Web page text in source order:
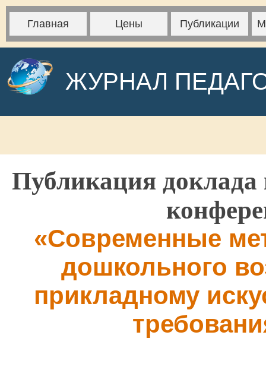
Главная Цены Публикации
ЖУРНАЛ
Публикация доклада
«Современные
дошкольного
прикладному